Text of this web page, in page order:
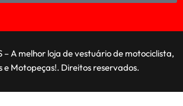
– A melhor loja de vestuário de motociclista,
e Motopeças!. Direitos reservados.